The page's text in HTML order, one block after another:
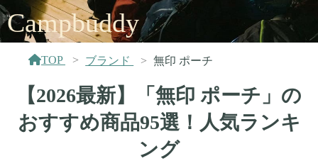
Campbuddy
TOP ブランド 無印 ポーチ
【2026最新】「無印 ポーチ」の
おすすめ商品95選！人気ランキ
ング